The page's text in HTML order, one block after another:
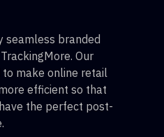
seamless branded
Our
make online retail
efficient so that
the perfect post-